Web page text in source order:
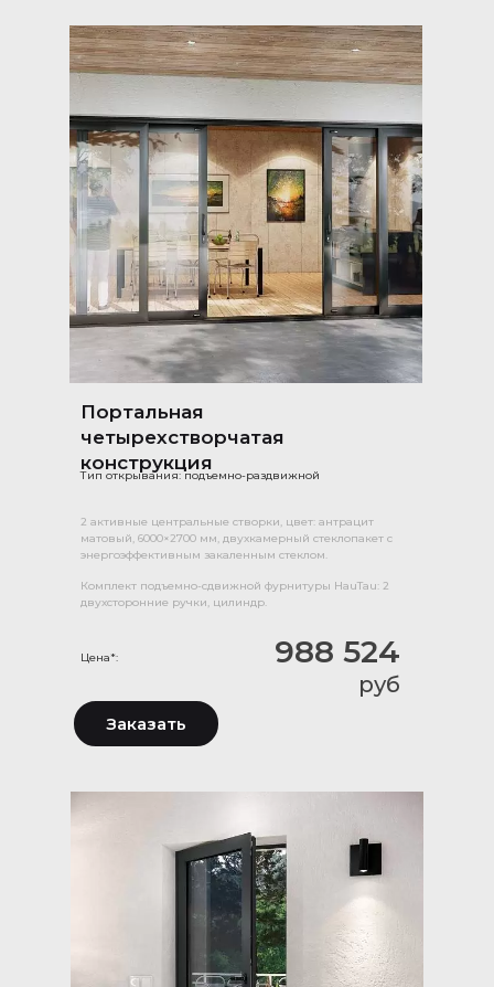
Портальная
четырехстворчатая
конструкция
Тип открывания: подъемно-раздвижной
Цена*:
2 активные центральные створки, цвет: антрацит
матовый, 6000×2700 мм, двухкамерный стеклопакет с
энергоэффективным закаленным стеклом.
Комплект подъемно-сдвижной фурнитуры HauTau: 2
двухсторонние ручки, цилиндр.
988 524
руб
Заказать